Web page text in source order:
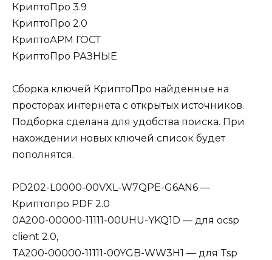
КриптоПро 3.9
КриптоПро 2.0
КриптоАРМ ГОСТ
КриптоПро РАЗНЫЕ
Сборка ключей КриптоПро найденные на
просторах интернета с открытых источников.
Подборка сделана для удобства поиска. При
нахождении новых ключей список будет
пополнятся.
PD202-L0000-00VXL-W7QPE-G6AN6 —
Криптопро PDF 2.0
0A200-00000-11111-00UHU-YKQ1D — для ocsp
client 2.0,
TA200-00000-11111-00YGB-WW3H1 — для Tsp